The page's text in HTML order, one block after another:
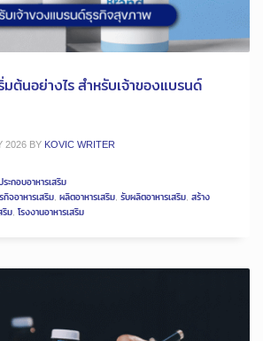
มต้นอย่างไร สำหรับเจ้าของแบรนด์
2026 BY KOVIC WRITER
ะกอบอาหารเสริม
กิจอาหารเสริม, ผลิตอาหารเสริม, รับผลิตอาหารเสริม, สร้าง
ริม, โรงงานอาหารเสริม